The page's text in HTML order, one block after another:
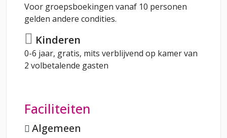
Voor groepsboekingen vanaf 10 personen
gelden andere condities.
Kinderen
0-6 jaar, gratis, mits verblijvend op kamer van
2 volbetalende gasten
Faciliteiten
Algemeen